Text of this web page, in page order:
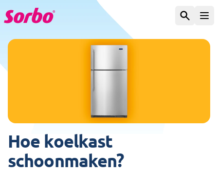
Spring naar de inhoud
Zoeken
Hoe koelkast
schoonmaken?